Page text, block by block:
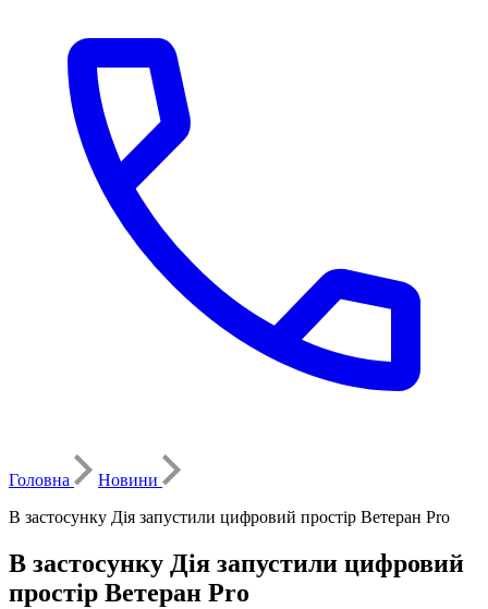
Головна
Новини
В застосунку Дія запустили цифровий простір Ветеран Pro
В застосунку Дія запустили цифровий
простір Ветеран Pro